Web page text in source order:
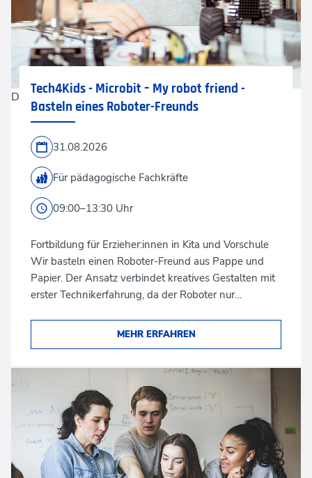
D-Keine via Gettyimages
Tech4Kids - Microbit – My robot friend -
Basteln eines Roboter-Freunds
31.08.2026
Für pädagogische Fachkräfte
09:00–13:30 Uhr
Fortbildung für Erzieher:innen in Kita und Vorschule
Wir basteln einen Roboter-Freund aus Pappe und
Papier. Der Ansatz verbindet kreatives Gestalten mit
erster Technikerfahrung, da der Roboter nur…
MEHR ERFAHREN